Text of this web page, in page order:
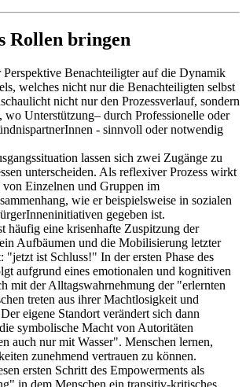
Rollen bringen
Perspektive Benachteiligter auf die Dynamik
welches nicht nur die Benachteiligten selbst
nicht nur den Prozessverlauf, sondern
wo Unterstützung– durch Professionelle oder
- sinnvoll oder notwendig
lassen sich zwei Zugänge zu
unterscheiden. Als reflexiver Prozess wirkt
von Einzelnen und Gruppen im
wie er beispielsweise in sozialen
gegeben ist.
häufig eine krisenhafte Zuspitzung der
Aufbäumen und die Mobilisierung letzter
"jetzt ist Schluss!" In der ersten Phase des
aufgrund eines emotionalen und kognitiven
mit der Alltagswahrnehmung der "erlernten
treten aus ihrer Machtlosigkeit und
eigene Standort verändert sich dann
symbolische Macht von Autoritäten
auch nur mit Wasser". Menschen lernen,
zunehmend vertrauen zu können.
ersten Schritt des Empowerments als
in dem Menschen ein transitiv-kritisches